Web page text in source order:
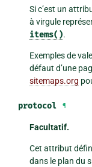
Si c’est un
à virgule
items().
Exemples de
défaut d’une
sitemaps.org
protocol ¶
Facultatif.
Cet attribut
dans le plan du